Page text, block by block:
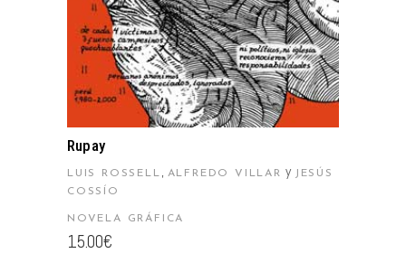
Rupay
LUIS ROSSELL , ALFREDO VILLAR y
JESÚS
COSSÍO
NOVELA GRÁFICA
15.00€